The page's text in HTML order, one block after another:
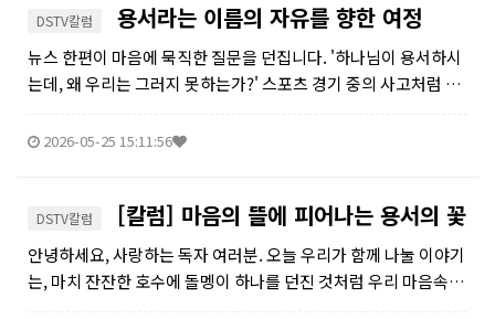
DSTV칼럼 용서라는 이름의 자유를 향한 여정
뉴스 한편이 마음에 묵직한 질문을 던집니다. '하나님이 용서하시
는데, 왜 우리는 그러지 못하는가?' 스포츠 경기 중의 사고처럼 의
으로 깊은 상처를 주고받을 때가 참 많습니다. 그리고 그 상처는 우
2026-05-25 15:11:56
DSTV칼럼 [칼럼] 마음의 뜰에 피어나는 용서의 꽃
안녕하세요, 사랑하는 독자 여러분. 오늘 우리가 함께 나눌 이야기
는, 마치 잔잔한 호수에 돌멩이 하나를 던진 것처럼 우리 마음속 깊